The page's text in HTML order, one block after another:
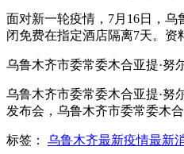
面对新一轮疫情，7月16日，
闭免费在指定酒店隔离7天。资
乌鲁木齐市委常委木合亚提·努
乌鲁木齐市委常委木合亚提·努
发布会，乌鲁木齐市委常委木
标签： 乌鲁木齐最新疫情最新